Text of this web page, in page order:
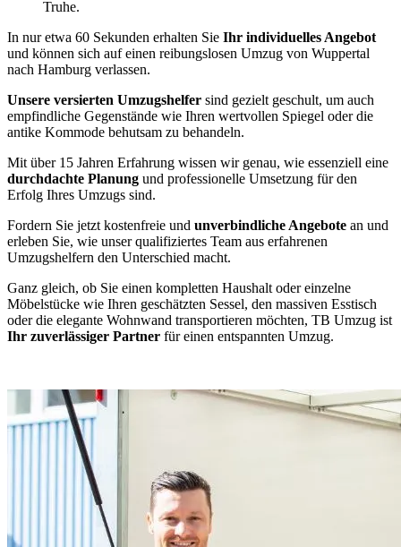
Truhe.
In nur etwa 60 Sekunden erhalten Sie Ihr individuelles Angebot
und können sich auf einen reibungslosen Umzug von Wuppertal
nach Hamburg verlassen.
Unsere versierten Umzugshelfer sind gezielt geschult, um auch
empfindliche Gegenstände wie Ihren wertvollen Spiegel oder die
antike Kommode behutsam zu behandeln.
Mit über 15 Jahren Erfahrung wissen wir genau, wie essenziell eine
durchdachte Planung und professionelle Umsetzung für den
Erfolg Ihres Umzugs sind.
Fordern Sie jetzt kostenfreie und unverbindliche Angebote an und
erleben Sie, wie unser qualifiziertes Team aus erfahrenen
Umzugshelfern den Unterschied macht.
Ganz gleich, ob Sie einen kompletten Haushalt oder einzelne
Möbelstücke wie Ihren geschätzten Sessel, den massiven Esstisch
oder die elegante Wohnwand transportieren möchten, TB Umzug ist
Ihr zuverlässiger Partner für einen entspannten Umzug.